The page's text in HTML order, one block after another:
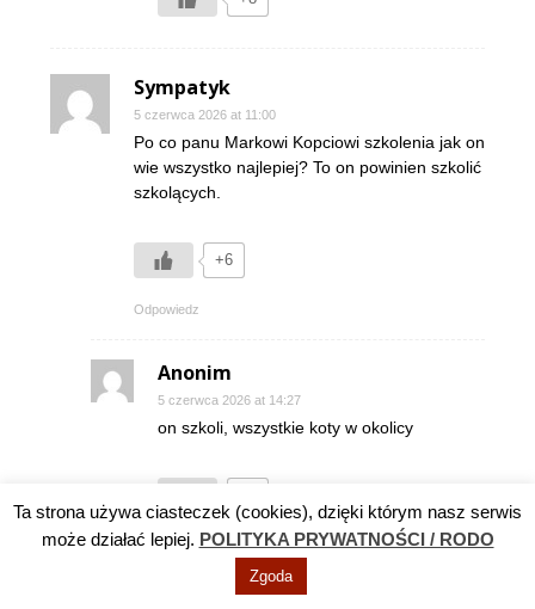
Sympatyk
5 czerwca 2026 at 11:00
Po co panu Markowi Kopciowi szkolenia jak on
wie wszystko najlepiej? To on powinien szkolić
szkolących.
+6
Odpowiedz
Anonim
5 czerwca 2026 at 14:27
on szkoli, wszystkie koty w okolicy
Mieszkaniec
Ta strona używa ciasteczek (cookies), dzięki którym nasz serwis
może działać lepiej. POLITYKA PRYWATNOŚCI / RODO
Zgoda